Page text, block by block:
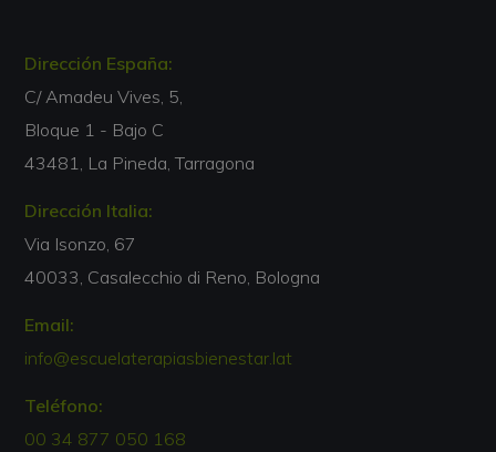
Dirección España:
C/ Amadeu Vives, 5,
Bloque 1 - Bajo C
43481, La Pineda, Tarragona
Dirección Italia:
Via Isonzo, 67
40033, Casalecchio di Reno, Bologna
Email:
info@escuelaterapiasbienestar.lat
Teléfono:
00 34 877 050 168